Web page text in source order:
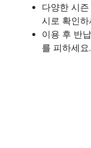
다양한 시
시로 확인하
이용 후 반
를 피하세요.